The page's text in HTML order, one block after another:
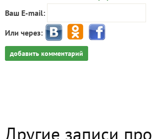
Ваш E-mail:
Или через:
добавить комментарий
Другие записи про